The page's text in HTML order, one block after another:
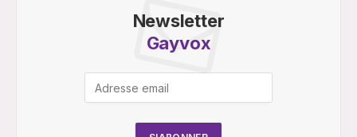
Newsletter
Gayvox